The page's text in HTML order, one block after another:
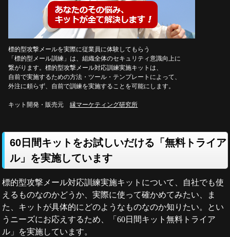
標的型攻撃メールを実際に従業員に体験してもらう
「標的型メール訓練」は、組織全体のセキュリティ意識向上に
繋がります。標的型攻撃メール対応訓練実施キットは、
自前で実施するための方法・ツール・テンプレートによって、
外注に頼らず、自前で訓練を実施することを可能にします。
キット開発・販売元縁マーケティング研究所
60日間キットをお試しいだける「無料トライア
ル」を実施しています
標的型攻撃メール対応訓練実施キットについて、自社でも使
えるものなのかどうか、実際に使って確かめてみたい、ま
た、キットが具体的にどのようなものなのか知りたい。とい
うニーズにお応えするため、「60日間キット無料トライア
ル」を実施しています。